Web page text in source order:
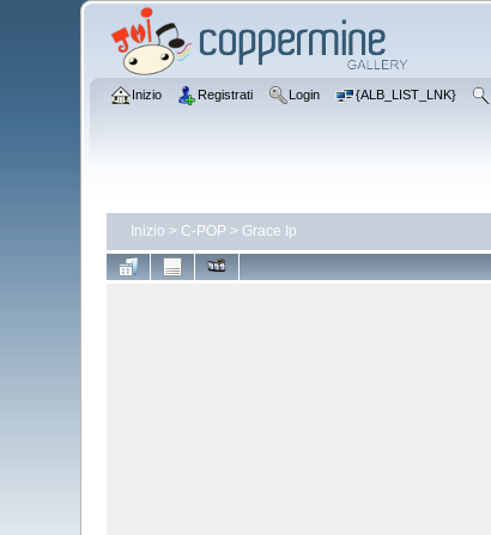
Inizio Registrati Login {ALB_LIST_LNK}
Inizio > C-POP > Grace Ip